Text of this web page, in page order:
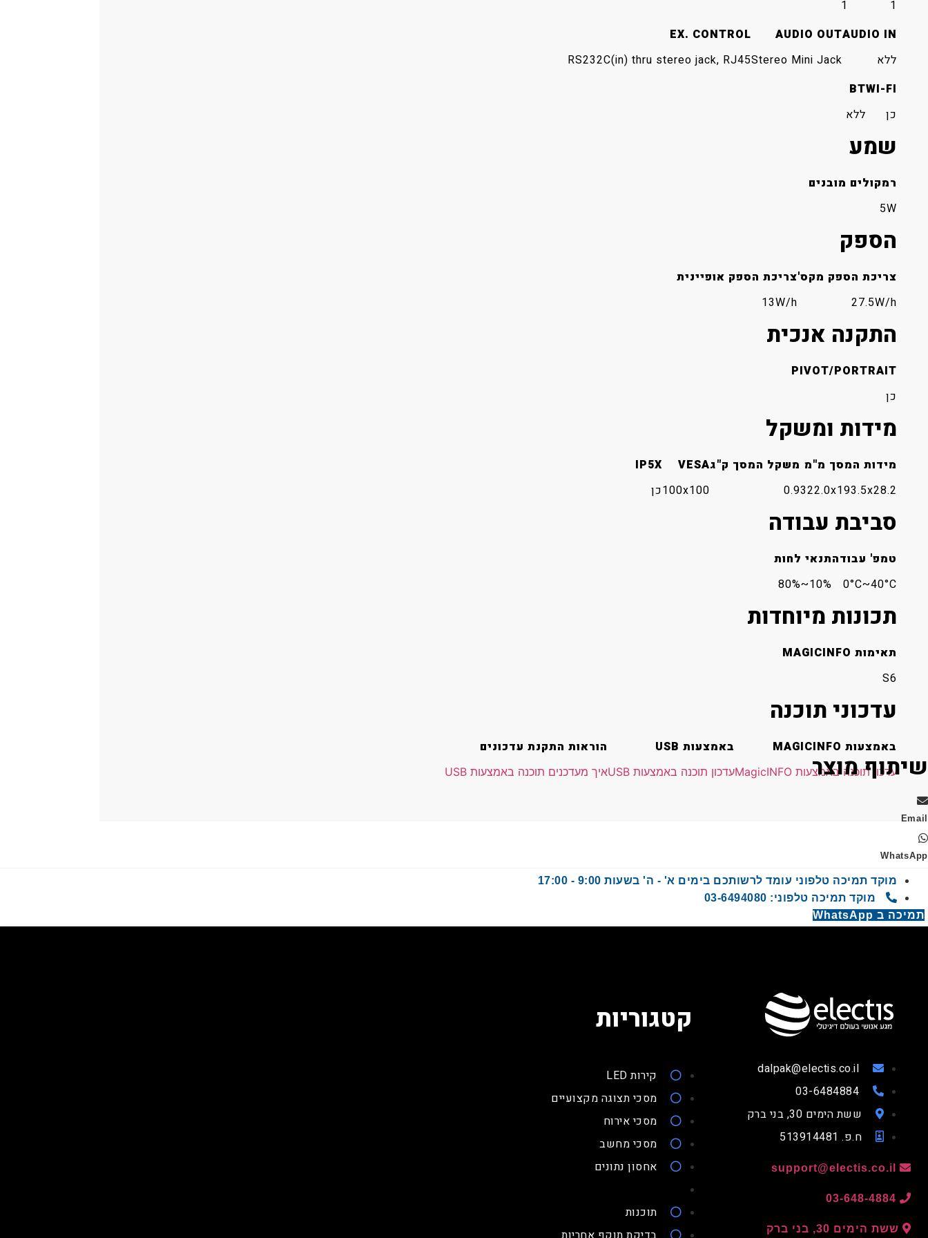
שיתוף מוצר
Email
WhatsApp
1
1
AUDIO IN
ללא
AUDIO OUT
Stereo Mini Jack
EX. CONTROL
RS232C(in) thru stereo jack, RJ45
WI-FI
כן
BT
ללא
שמע
רמקולים מובנים
5W
הספק
צריכת הספק מקס'
27.5W/h
צריכת הספק אופיינית
13W/h
התקנה אנכית
PIVOT/PORTRAIT
כן
מידות ומשקל
מידות המסך מ"מ
322.0x193.5x28.2
משקל המסך ק"ג
0.9
VESA
100x100
IP5X
כן
סביבת עבודה
טמפ' עבודה
0°C~40°C
תנאי לחות
10%~80%
תכונות מיוחדות
תאימות MAGICINFO
S6
עדכוני תוכנה
באמצעות MAGICINFO
עדכון תוכנה באמצעות MagicINFO
באמצעות USB
עדכון תוכנה באמצעות USB
הוראות התקנת עדכונים
איך מעדכנים תוכנה באמצעות USB
מוקד תמיכה טלפוני עומד לרשותכם בימים א' - ה' בשעות 9:00 - 17:00
מוקד תמיכה טלפוני: 03-6494080
תמיכה ב WhatsApp
dalpak@electis.co.il
03-6484884
ששת הימים 30, בני ברק
ח.פ. 513914481
support@electis.co.il
03-648-4884
ששת הימים 30, בני ברק
קטגוריות
קירות LED
מסכי תצוגה מקצועיים
מסכי אירוח
מסכי מחשב
אחסון נתונים
תוכנות